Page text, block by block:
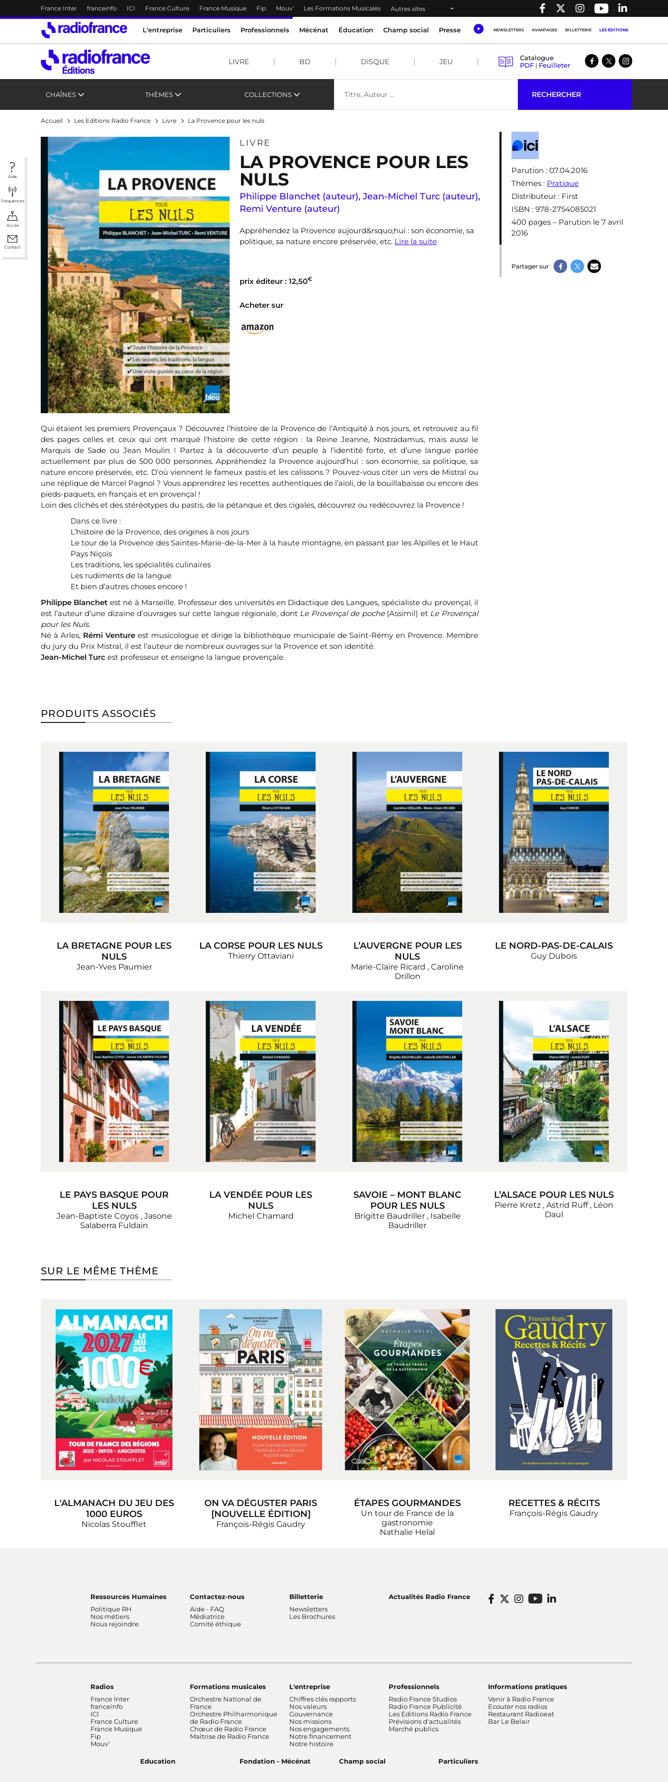
Accès direct :
Menu principal
France Inter franceinfo ICI France Culture France Musique Fip Mouv' Les Formations Musicales Autres sites
Menu principal
L'entreprise Particuliers Professionnels Mécénat Éducation Champ social Presse NEWSLETTERS AVANTAGES BILLETTERIE LES ÉDITIONS
LIVRE BD DISQUE JEU
Catalogue
PDF | Feuilleter
CHAÎNES THÈMES COLLECTIONS RECHERCHER
Aide
Fréquences
Accès
Contact
Accueil Les Editions Radio France Livre La Provence pour les nuls
LIVRE
LA PROVENCE POUR LES
NULS
Philippe Blanchet (auteur), Jean-Michel Turc (auteur),
Remi Venture (auteur)
Appréhendez la Provence aujourd&rsquo;hui : son économie, sa
politique, sa nature encore préservée, etc. Lire la suite
Parution : 07.04.2016
Thèmes : Pratique
Distributeur : First
ISBN : 978-2754085021
400 pages – Parution le 7 avril
2016
Partager sur
prix éditeur : 12,50€
Acheter sur
Qui étaient les premiers Provençaux ? Découvrez l’histoire de la Provence de l’Antiquité à nos jours, et retrouvez au fil
des pages celles et ceux qui ont marqué l’histoire de cette région : la Reine Jeanne, Nostradamus, mais aussi le
Marquis de Sade ou Jean Moulin ! Partez à la découverte d’un peuple à l’identité forte, et d’une langue parlée
actuellement par plus de 500 000 personnes. Appréhendez la Provence aujourd’hui : son économie, sa politique, sa
nature encore préservée, etc. D’où viennent le fameux pastis et les calissons ? Pouvez-vous citer un vers de Mistral ou
une réplique de Marcel Pagnol ? Vous apprendrez les recettes authentiques de l’aïoli, de la bouillabaisse ou encore des
pieds-paquets, en français et en provençal !
Loin des clichés et des stéréotypes du pastis, de la pétanque et des cigales, découvrez ou redécouvrez la Provence !
Dans ce livre :
L’histoire de la Provence, des origines à nos jours
Le tour de la Provence des Saintes-Marie-de-la-Mer à la haute montagne, en passant par les Alpilles et le Haut
Pays Niçois
Les traditions, les spécialités culinaires
Les rudiments de la langue
Et bien d’autres choses encore !
Philippe Blanchet est né à Marseille. Professeur des universités en Didactique des Langues, spécialiste du provençal, il
est l’auteur d’une dizaine d’ouvrages sur cette langue régionale, dont Le Provençal de poche(Assimil) et Le Provençal
pour les Nuls.
Né à Arles, Rémi Ventureest musicologue et dirige la bibliothèque municipale de Saint-Rémy en Provence. Membre
du jury du Prix Mistral, il est l’auteur de nombreux ouvrages sur la Provence et son identité.
Jean-Michel Turc est professeur et enseigne la langue provençale.
PRODUITS ASSOCIÉS
LA BRETAGNE POUR LES
NULS
Jean-Yves Paumier
LA CORSE POUR LES NULS
Thierry Ottaviani
L’AUVERGNE POUR LES
NULS
Marie-Claire Ricard , Caroline
Drillon
LE NORD-PAS-DE-CALAIS
Guy Dubois
LE PAYS BASQUE POUR
LES NULS
Jean-Baptiste Coyos, Jasone
Salaberra Fuldain
LA VENDÉE POUR LES
NULS
Michel Chamard
SAVOIE – MONT BLANC
POUR LES NULS
Brigitte Baudriller, Isabelle
Baudriller
L’ALSACE POUR LES NULS
Pierre Kretz , Astrid Ruff, Léon
Daul
SUR LE MÊME THÈME
L'ALMANACH DU JEU DES
1000 EUROS
Nicolas Stoufflet
ON VA DÉGUSTER PARIS
[NOUVELLE ÉDITION]
François-Régis Gaudry
ÉTAPES GOURMANDES
Un tour de France de la
gastronomie
Nathalie Helal
RECETTES & RÉCITS
François-Régis Gaudry
Ressources Humaines
Politique RH
Nos métiers
Nous rejoindre
Contactez-nous
Aide - FAQ
Médiatrice
Comité éthique
Billetterie
Newsletters
Les Brochures
Actualités Radio France
Radios
France Inter
franceinfo
ICI
France Culture
France Musique
Fip
Mouv'
Formations musicales
Orchestre National de
France
Orchestre Philharmonique
de Radio France
Chœur de Radio France
Maîtrise de Radio France
L'entreprise
Chiffres clés rapports
Nos valeurs
Gouvernance
Nos missions
Nos engagements
Notre financement
Notre histoire
Professionnels
Radio France Studios
Radio France Publicité
Les Editions Radio France
Prévisions d'actualités
Marché publics
Informations pratiques
Venir à Radio France
Ecouter nos radios
Restaurant Radioeat
Bar Le Belair
Education Fondation - Mécénat Champ social Particuliers